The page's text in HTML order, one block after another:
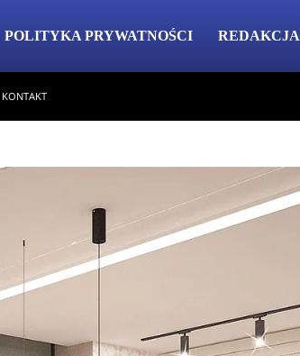
POLITYKA PRYWATNOŚCI REDAKCJA
KONTAKT